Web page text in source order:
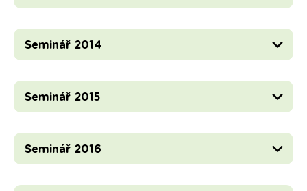
Seminář 2014
Seminář 2015
Seminář 2016